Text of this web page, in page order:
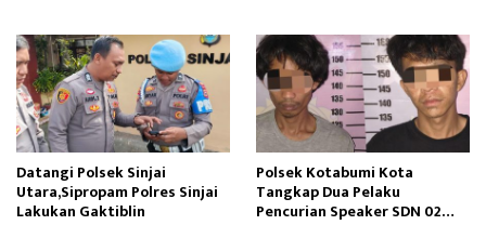
Datangi Polsek Sinjai
Utara,Sipropam Polres Sinjai
Lakukan Gaktiblin
Polsek Kotabumi Kota
Tangkap Dua Pelaku
Pencurian Speaker SDN 02